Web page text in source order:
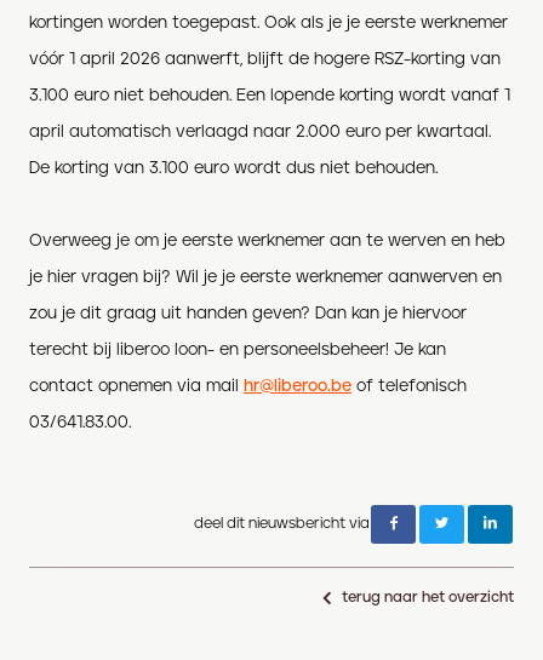
kortingen worden toegepast. Ook als je je eerste werknemer
vóór 1 april 2026 aanwerft, blijft de hogere RSZ-korting van
3.100 euro niet behouden. Een lopende korting wordt vanaf 1
april automatisch verlaagd naar 2.000 euro per kwartaal.
De korting van 3.100 euro wordt dus niet behouden.
Overweeg je om je eerste werknemer aan te werven en heb
je hier vragen bij? Wil je je eerste werknemer aanwerven en
zou je dit graag uit handen geven? Dan kan je hiervoor
terecht bij liberoo loon- en personeelsbeheer! Je kan
contact opnemen via mail hr@liberoo.be of telefonisch
03/641.83.00.
deel dit nieuwsbericht via
terug naar het overzicht